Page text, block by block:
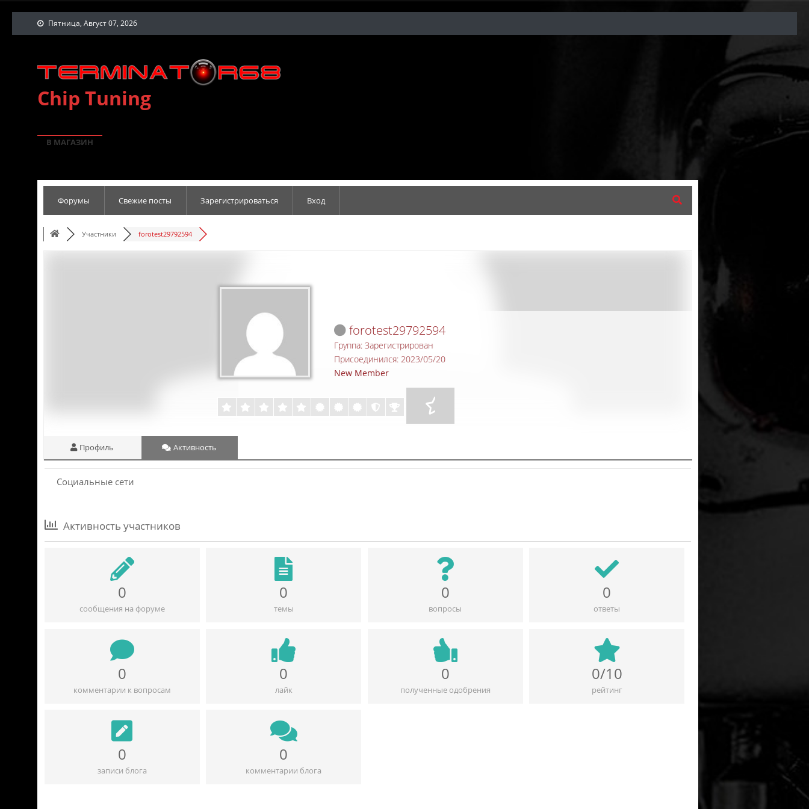
Пятница, Август 07, 2026
Chip Tuning
В МАГАЗИН
Форумы Свежие посты Зарегистрироваться Вход
Участники forotest29792594
forotest29792594
Группа: Зарегистрирован
Присоединился: 2023/05/20
New Member
Профиль Активность
Социальные сети
Активность участников
0
сообщения на форуме
0
темы
0
вопросы
0
ответы
0
комментарии к вопросам
0
лайк
0
полученные одобрения
0/10
рейтинг
0
записи блога
0
комментарии блога